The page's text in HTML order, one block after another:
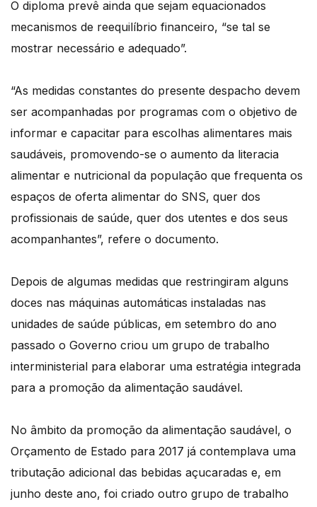
O diploma prevê ainda que sejam equacionados
mecanismos de reequilíbrio financeiro, “se tal se
mostrar necessário e adequado”.
“As medidas constantes do presente despacho devem
ser acompanhadas por programas com o objetivo de
informar e capacitar para escolhas alimentares mais
saudáveis, promovendo-se o aumento da literacia
alimentar e nutricional da população que frequenta os
espaços de oferta alimentar do SNS, quer dos
profissionais de saúde, quer dos utentes e dos seus
acompanhantes”, refere o documento.
Depois de algumas medidas que restringiram alguns
doces nas máquinas automáticas instaladas nas
unidades de saúde públicas, em setembro do ano
passado o Governo criou um grupo de trabalho
interministerial para elaborar uma estratégia integrada
para a promoção da alimentação saudável.
No âmbito da promoção da alimentação saudável, o
Orçamento de Estado para 2017 já contemplava uma
tributação adicional das bebidas açucaradas e, em
junho deste ano, foi criado outro grupo de trabalho